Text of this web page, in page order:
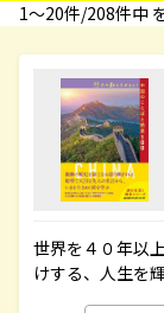
1〜20件/208件中
世界を４０年以
けする、人生を